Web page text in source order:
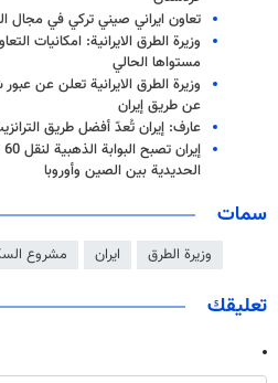
تعاون ايراني صيني تركي في مجال
وزيرة الطرق الايرانية: امكانيات
مستواها الحالي
وزيرة الطرق الايرانية تعلن عن
عن طريق إيران
عارف: إيران تُعدّ أفضل طريق
الحديدية بين الصين وأوروبا
سمات
وزيرة الطرق ايران مشروع
تعليقك